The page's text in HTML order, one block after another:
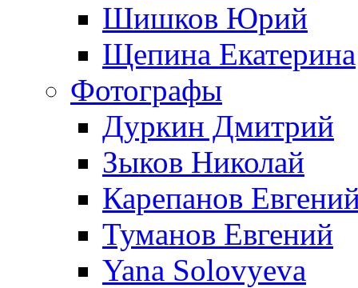
Шишков Юрий
Щепина Екатерина
Фотографы
Дуркин Дмитрий
Зыков Николай
Карепанов
Туманов Евгений
Yana Solovyeva